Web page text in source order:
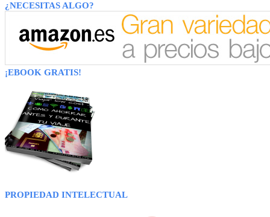
¿NECESITAS ALGO?
¡EBOOK GRATIS!
PROPIEDAD INTELECTUAL